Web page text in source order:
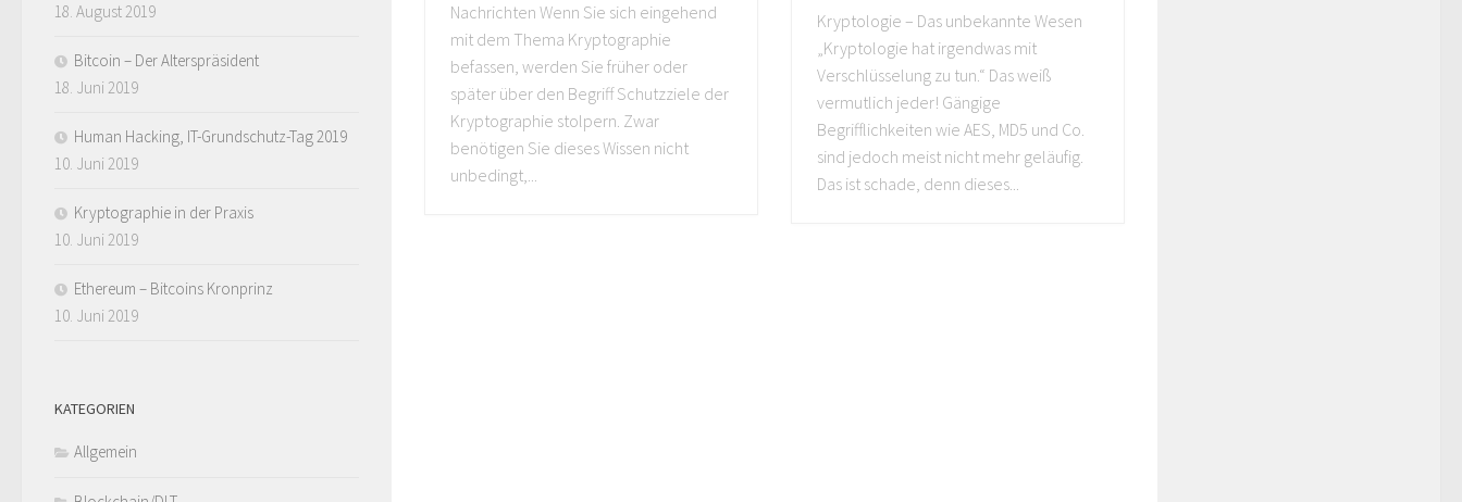
Nachrichten Wenn Sie sich eingehend
mit dem Thema Kryptographie
befassen, werden Sie früher oder
später über den Begriff Schutzziele der
Kryptographie stolpern. Zwar
benötigen Sie dieses Wissen nicht
unbedingt,...
Kryptologie – Das unbekannte Wesen
„Kryptologie hat irgendwas mit
Verschlüsselung zu tun.“ Das weiß
vermutlich jeder! Gängige
Begrifflichkeiten wie AES, MD5 und Co.
sind jedoch meist nicht mehr geläufig.
Das ist schade, denn dieses...
18. August 2019
Bitcoin – Der Alterspräsident
18. Juni 2019
Human Hacking, IT-Grundschutz-Tag 2019
10. Juni 2019
Kryptographie in der Praxis
10. Juni 2019
Ethereum – Bitcoins Kronprinz
10. Juni 2019
KATEGORIEN
Allgemein